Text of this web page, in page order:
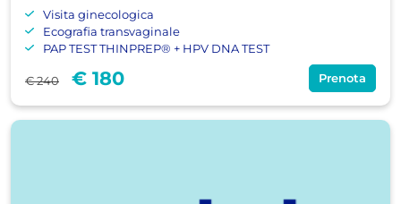
Visita ginecologica
Ecografia transvaginale
PAP TEST THINPREP® + HPV DNA TEST
€ 240 € 180 Prenota